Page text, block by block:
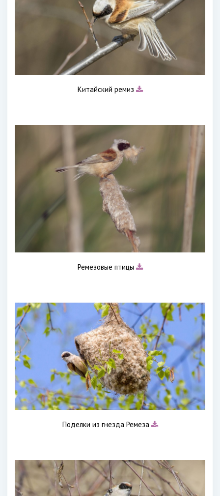
Китайский ремиз
Ремезовые птицы
Поделки из гнезда Ремеза